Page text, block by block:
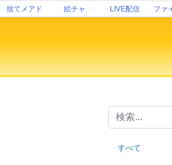
捨てメアド 絵チャ LIVE配信 ファ
すべて